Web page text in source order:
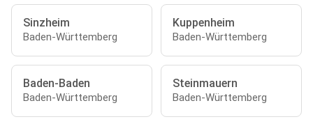
Sinzheim
Baden-Württemberg
Kuppenheim
Baden-Württemberg
Baden-Baden
Baden-Württemberg
Steinmauern
Baden-Württemberg